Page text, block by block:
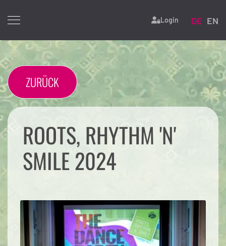
Login Sprache
DE EN
ZURÜCK
ROOTS, RHYTHM 'N'
SMILE 2024